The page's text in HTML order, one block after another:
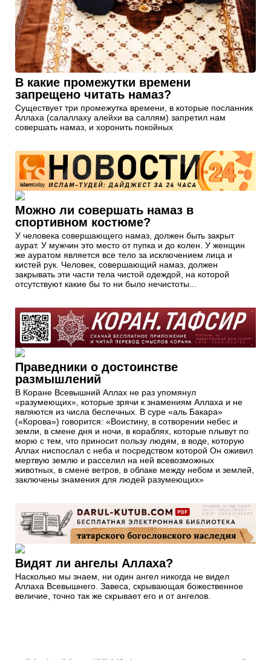
В какие промежутки времени
запрещено читать намаз?
Существует три промежутка времени, в которые посланник
Аллаха (салаллаху алейхи ва саллям) запретил нам
совершать намаз, и хоронить покойных
Можно ли совершать намаз в
спортивном костюме?
У человека совершающего намаз, должен быть закрыт
аурат. У мужчин это место от пупка и до колен. У женщин
же ауратом является все тело за исключением лица и
кистей рук. Человек, совершающий намаз, должен
закрывать эти части тела чистой одеждой, на которой
отсутствуют какие бы то ни было нечистоты...
Праведники о достоинстве
размышлений
В Коране Всевышний Аллах не раз упомянул
«разумеющих», которые зрячи к знамениям Аллаха и не
являются из числа беспечных. В суре «аль Бакара»
(«Корова») говорится: «Воистину, в сотворении небес и
земли, в смене дня и ночи, в кораблях, которые плывут по
морю с тем, что приносит пользу людям, в воде, которую
Аллах ниспослал с неба и посредством которой Он оживил
мертвую землю и расселил на ней всевозможных
животных, в смене ветров, в облаке между небом и землей,
заключены знамения для людей разумеющих»
Видят ли ангелы Аллаха?
Насколько мы знаем, ни один ангел никогда не видел
Аллаха Всевышнего. Завеса, скрывающая божественное
величие, точно так же скрывает его и от ангелов.